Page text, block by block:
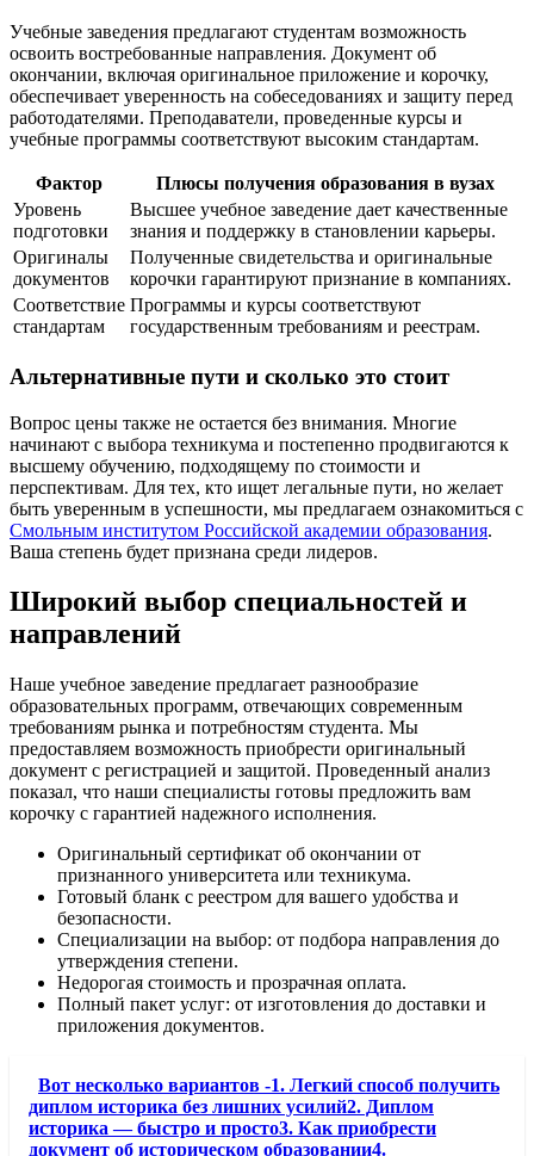
Учебные заведения предлагают студентам возможность
освоить востребованные направления. Документ об
окончании, включая оригинальное приложение и корочку,
обеспечивает уверенность на собеседованиях и защиту перед
работодателями. Преподаватели, проведенные курсы и
учебные программы соответствуют высоким стандартам.
Фактор
Плюсы получения образования в вузах
Уровень
подготовки
Высшее учебное заведение дает качественные
знания и поддержку в становлении карьеры.
Оригиналы
документов
Полученные свидетельства и оригинальные
корочки гарантируют признание в компаниях.
Соответствие
стандартам
Программы и курсы соответствуют
государственным требованиям и реестрам.
Альтернативные пути и сколько это стоит
Вопрос цены также не остается без внимания. Многие
начинают с выбора техникума и постепенно продвигаются к
высшему обучению, подходящему по стоимости и
перспективам. Для тех, кто ищет легальные пути, но желает
быть уверенным в успешности, мы предлагаем ознакомиться с
Смольным институтом Российской академии образования.
Ваша степень будет признана среди лидеров.
Широкий выбор специальностей и
направлений
Наше учебное заведение предлагает разнообразие
образовательных программ, отвечающих современным
требованиям рынка и потребностям студента. Мы
предоставляем возможность приобрести оригинальный
документ с регистрацией и защитой. Проведенный анализ
показал, что наши специалисты готовы предложить вам
корочку с гарантией надежного исполнения.
Оригинальный сертификат об окончании от
признанного университета или техникума.
Готовый бланк с реестром для вашего удобства и
безопасности.
Специализации на выбор: от подбора направления до
утверждения степени.
Недорогая стоимость и прозрачная оплата.
Полный пакет услуг: от изготовления до доставки и
приложения документов.
Вот несколько вариантов -1. Легкий способ получить
диплом историка без лишних усилий2. Диплом
историка — быстро и просто3. Как приобрести
документ об историческом образовании4.